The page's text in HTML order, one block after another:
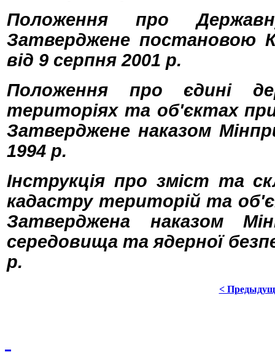
Положення про
Затверджене постановою
від 9 серпня 2001 р.
Положення про єдині
територіях та об'єктах
Затверджене наказом
1994 р.
Інструкція про зміст та
кадастру територій та
Затверджена наказом
середовища та ядерної
р.
<